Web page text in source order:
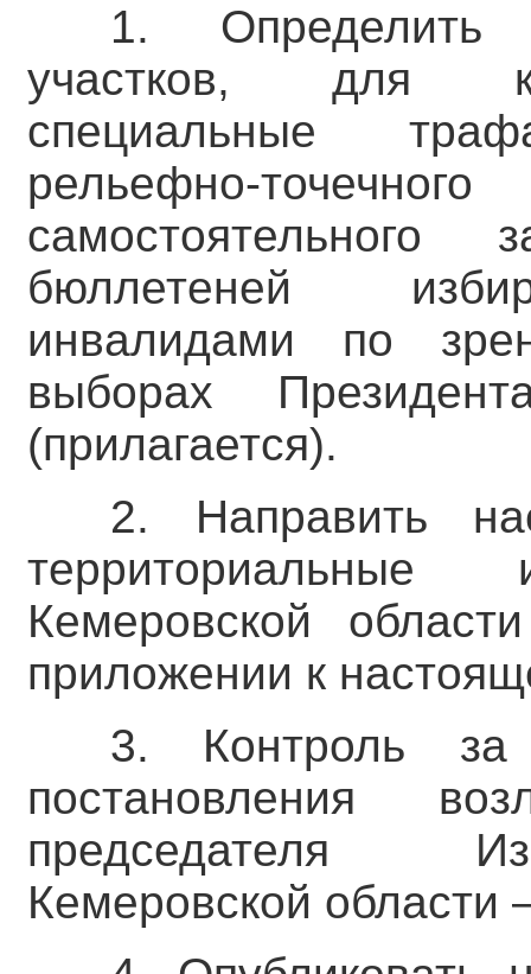
1. Определить
участков, для
специальные
рельефно-
самостоятельного
бюллетеней
инвалидами по
выборах
(прилагается).
2. Направить
территориальные
Кемеровской
приложении к
3. Контроль за
постановления
председателя
Кемеровской области